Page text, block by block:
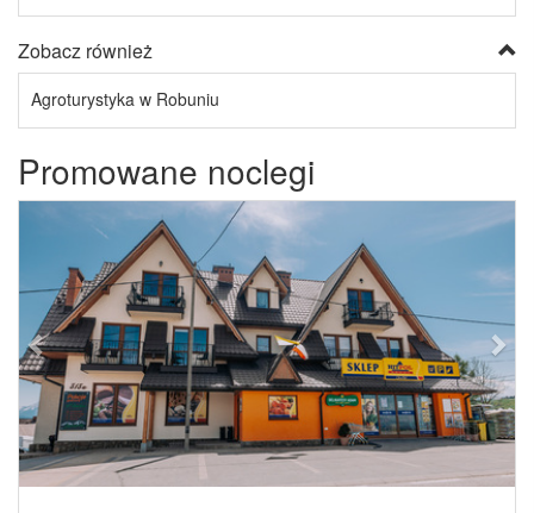
Zobacz również
Agroturystyka w Robuniu
Promowane noclegi
Previous Next